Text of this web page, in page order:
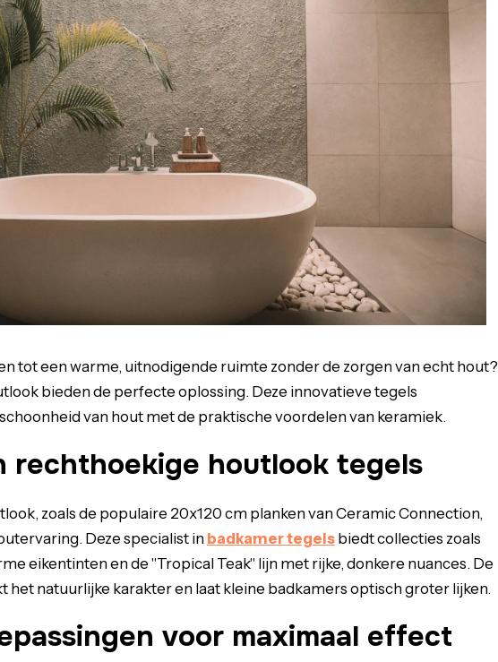
tot een warme, uitnodigende ruimte zonder de zorgen van echt hout?
bieden de perfecte oplossing. Deze innovatieve tegels
van hout met de praktische voordelen van keramiek.
rechthoekige houtlook tegels
zoals de populaire 20x120 cm planken van Ceramic Connection,
Deze specialist inbadkamer tegels biedt collecties zoals
eikentinten en de "Tropical Teak" lijn met rijke, donkere nuances. De
natuurlijke karakter en laat kleine badkamers optisch groter lijken.
voor maximaal effect